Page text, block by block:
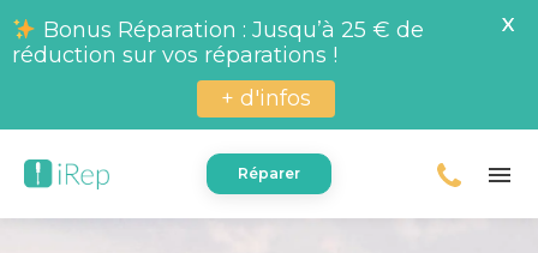
Réparer menu
Bonus Réparation : Jusqu’à 25 € de
réduction sur vos réparations !
+ d'infos
X